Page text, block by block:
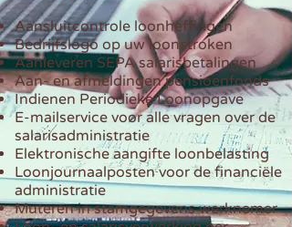
Aansluitcontrole loonheffingen
Bedrijfslogo op uw loonstroken
Aanleveren SEPA salarisbetalingen
Aan- en afmeldingen pensioenfonds
Indienen Periodieke Loonopgave
E-mailservice voor alle vragen over de
salarisadministratie
Elektronische aangifte loonbelasting
Loonjournaalposten voor de financiële
administratie
Muteren in stamgegevens werknemer